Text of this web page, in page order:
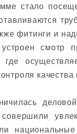
стало
фитинги и
смотр
где
качества